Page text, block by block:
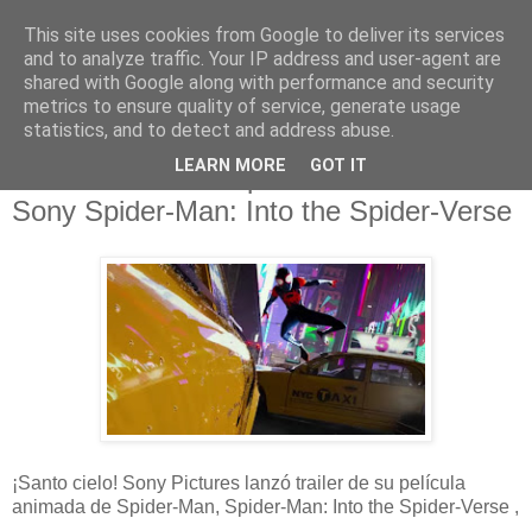
Tráiler oficial de la película animada de
Sony Spider-Man: Into the Spider-Verse
¡Santo cielo! Sony Pictures lanzó trailer de su película
animada de Spider-Man, Spider-Man: Into the Spider-Verse ,
This site uses cookies from Google to deliver its services
and to analyze traffic. Your IP address and user-agent are
shared with Google along with performance and security
metrics to ensure quality of service, generate usage
statistics, and to detect and address abuse.
LEARN MORE GOT IT